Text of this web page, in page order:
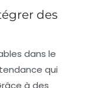
des
dans le
qui
à des